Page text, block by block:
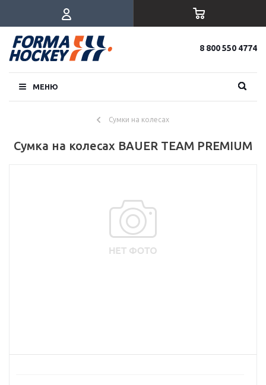
8 800 550 4774
МЕНЮ
Сумки на колесах
Сумка на колесах BAUER TEAM PREMIUM